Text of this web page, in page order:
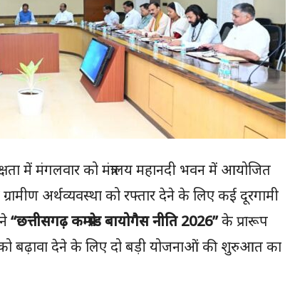
में मंगलवार को मंत्रालय महानदी भवन में आयोजित
अर्थव्यवस्था को रफ्तार देने के लिए कई दूरगामी
“छत्तीसगढ़ कम्प्रेस्ड बायोगैस नीति 2026”के प्रारूप
को बढ़ावा देने के लिए दो बड़ी योजनाओं की शुरुआत का